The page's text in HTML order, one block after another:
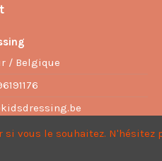
/ Belgique
vous le souhaitez. N'hésitez